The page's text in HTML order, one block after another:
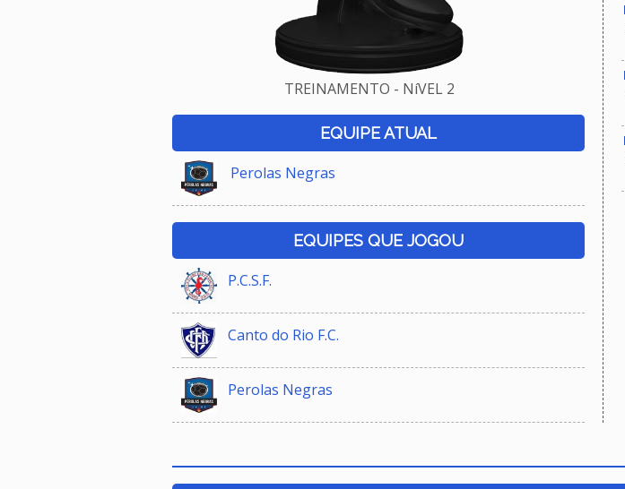
TREINAMENTO - NíVEL 2
EQUIPE ATUAL
Perolas Negras
EQUIPES QUE JOGOU
P.C.S.F.
Canto do Rio F.C.
Perolas Negras